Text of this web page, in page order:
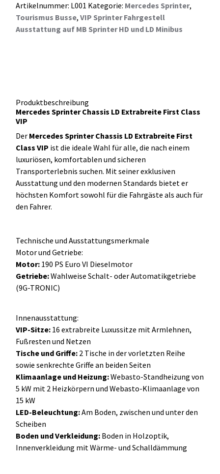
Artikelnummer: L001 Kategorie: Mercedes Sprinter,
Tourismus Busse, VIP Sprinter Fahrgestell
Ausstattung auf MB Sprinter HD und LD Minibus
Produktbeschreibung
Mercedes Sprinter Chassis LD Extrabreite First Class
VIP
Der Mercedes Sprinter Chassis LD Extrabreite First
Class VIP ist die ideale Wahl für alle, die nach einem
luxuriösen, komfortablen und sicheren
Transporterlebnis suchen. Mit seiner exklusiven
Ausstattung und den modernen Standards bietet er
höchsten Komfort sowohl für die Fahrgäste als auch für
den Fahrer.
Technische und Ausstattungsmerkmale
Motor und Getriebe:
Motor: 190 PS Euro VI Dieselmotor
Getriebe:Wahlweise Schalt- oder Automatikgetriebe
(9G-TRONIC)
Innenausstattung:
VIP-Sitze: 16 extrabreite Luxussitze mit Armlehnen,
Fußresten und Netzen
Tische und Griffe: 2 Tische in der vorletzten Reihe
sowie senkrechte Griffe an beiden Seiten
Klimaanlage und Heizung:Webasto-Standheizung von
5 kW mit 2 Heizkörpern und Webasto-Klimaanlage von
15 kW
LED-Beleuchtung:Am Boden, zwischen und unter den
Scheiben
Boden und Verkleidung: Boden in Holzoptik,
Innenverkleidung mit Wärme- und Schalldämmung